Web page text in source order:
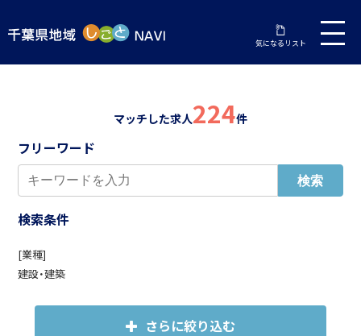
気になるリスト
マッチした求人224件
フリーワード
検索条件
[業種]
建設・建築
さらに絞り込む